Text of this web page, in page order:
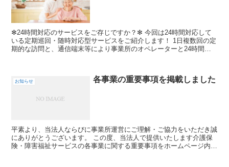
✻24時間対応のサービスをご存じですか？✻ 今回は24時間対応して
いる定期巡回・随時対応型サービスをご紹介します！ 1日複数回の定
期的な訪問と、通信端末等により事業所のオペレーターと24時間い
お知らせ 各事業の重要事項を掲載しました
平素より、当法人ならびに事業所運営にご理解・ご協力をいただき誠
にありがとうございます。 この度、当法人で提供いたします介護保
険・障害福祉サービスの各事業に関する重要事項をホームページ内に